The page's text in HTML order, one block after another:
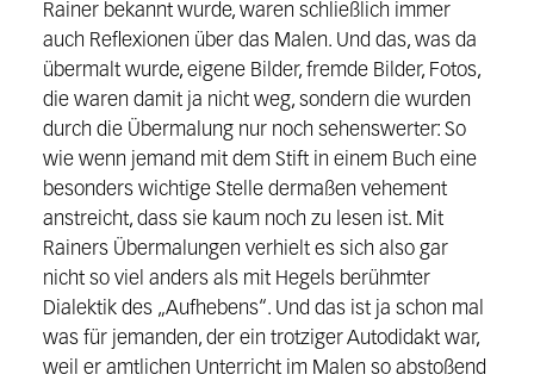
Rainer bekannt wurde, waren schließlich immer
auch Reflexionen über das Malen. Und das, was da
übermalt wurde, eigene Bilder, fremde Bilder, Fotos,
die waren damit ja nicht weg, sondern die wurden
durch die Übermalung nur noch sehenswerter: So
wie wenn jemand mit dem Stift in einem Buch eine
besonders wichtige Stelle dermaßen vehement
anstreicht, dass sie kaum noch zu lesen ist. Mit
Rainers Übermalungen verhielt es sich also gar
nicht so viel anders als mit Hegels berühmter
Dialektik des „Aufhebens“. Und das ist ja schon mal
was für jemanden, der ein trotziger Autodidakt war,
weil er amtlichen Unterricht im Malen so abstoßend